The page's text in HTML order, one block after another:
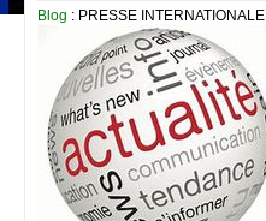
Blog : PRESSE INTERNATIONALE